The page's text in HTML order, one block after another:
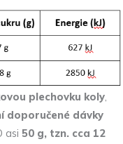
plechovku koly,
doporučené dávky
asi 50 g, tzn. cca 12